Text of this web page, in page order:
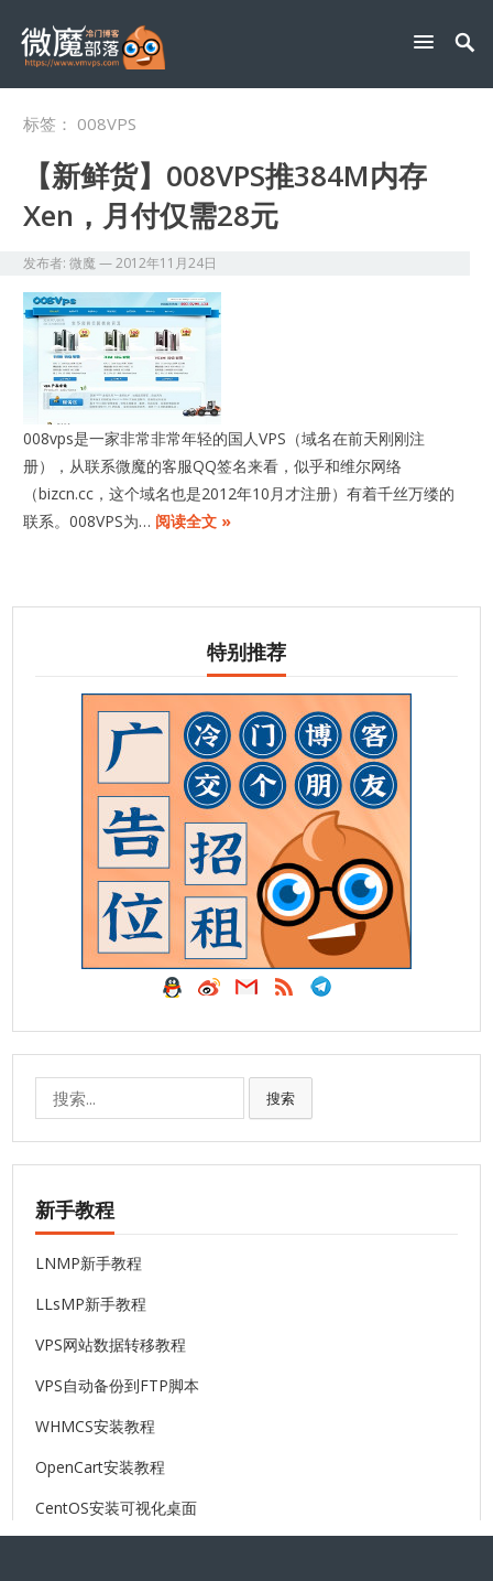
标签： 008VPS
【新鲜货】008VPS推384M内存
Xen，月付仅需28元
发布者:微魔—2012年11月24日
008vps是一家非常非常年轻的国人VPS（域名在前天刚刚注
册），从联系微魔的客服QQ签名来看，似乎和维尔网络
（bizcn.cc，这个域名也是2012年10月才注册）有着千丝万缕的
联系。008VPS为… 阅读全文 »
特别推荐
搜索
新手教程
LNMP新手教程
LLsMP新手教程
VPS网站数据转移教程
VPS自动备份到FTP脚本
WHMCS安装教程
OpenCart安装教程
CentOS安装可视化桌面